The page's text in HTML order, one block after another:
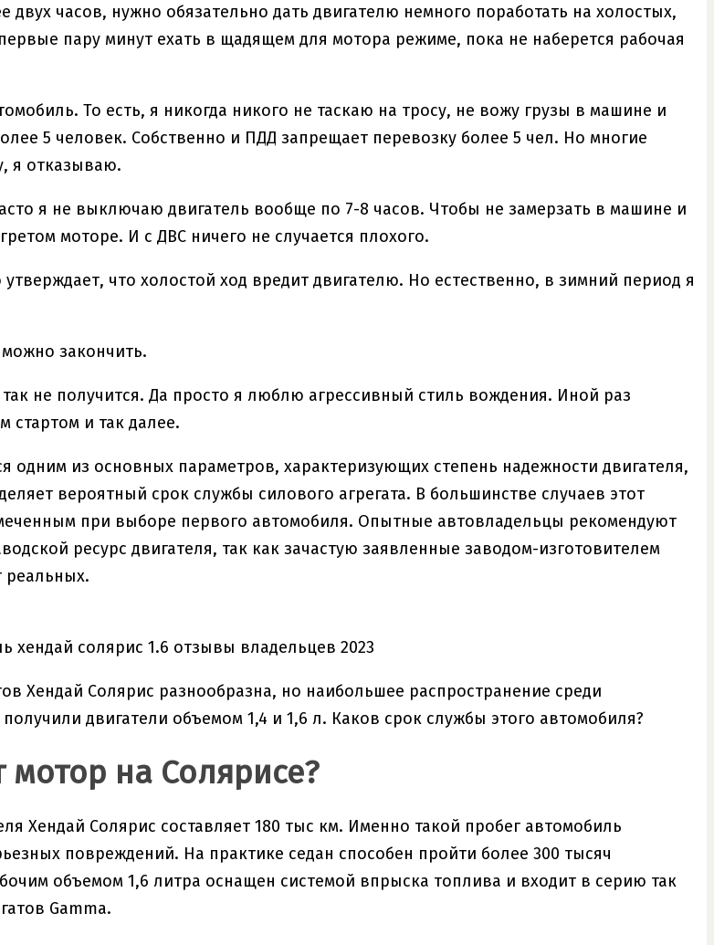
двух часов, нужно обязательно дать двигателю немного поработать на холостых,
пару минут ехать в щадящем для мотора режиме, пока не наберется рабочая
То есть, я никогда никого не таскаю на тросу, не вожу грузы в машине и
5 человек. Собственно и ПДД запрещает перевозку более 5 чел. Но многие
я отказываю.
я не выключаю двигатель вообще по 7-8 часов. Чтобы не замерзать в машине и
моторе. И с ДВС ничего не случается плохого.
что холостой ход вредит двигателю. Но естественно, в зимний период я
закончить.
не получится. Да просто я люблю агрессивный стиль вождения. Иной раз
стартом и так далее.
одним из основных параметров, характеризующих степень надежности двигателя,
вероятный срок службы силового агрегата. В большинстве случаев этот
при выборе первого автомобиля. Опытные автовладельцы рекомендуют
ресурс двигателя, так как зачастую заявленные заводом-изготовителем
реальных.
Хендай Солярис разнообразна, но наибольшее распространение среди
двигатели объемом 1,4 и 1,6 л. Каков срок службы этого автомобиля?
мотор на Солярисе?
Хендай Солярис составляет 180 тыс км. Именно такой пробег автомобиль
повреждений. На практике седан способен пройти более 300 тысяч
объемом 1,6 литра оснащен системой впрыска топлива и входит в серию так
Gamma.